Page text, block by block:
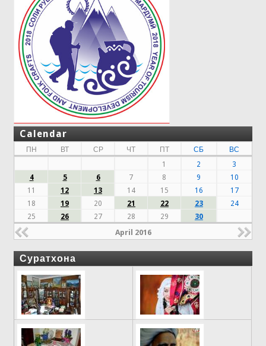
Calendar
ПН ВТ СР ЧТ ПТ СБ
ВС
1
2
3
4
5 6 7 8 9
10
11
12 13 14 15 16
17
18
19 20 21 22 23
24
25
26 27 28 29 30
April 2016
Суратхона